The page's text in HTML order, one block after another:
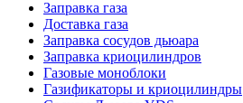
Заправка газа
Доставка газа
Заправка сосудов дьюара
Заправка криоцилиндров
Газовые моноблоки
Газификаторы и криоцилиндры